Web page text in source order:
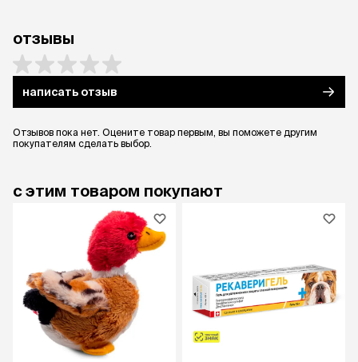
отзывы
написать отзыв
Отзывов пока нет. Оцените товар первым, вы поможете другим
покупателям сделать выбор.
с этим товаром покупают